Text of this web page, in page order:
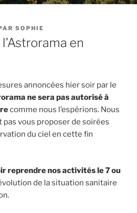
SOPHIE
en
annoncées hier soir par le
ne sera pas autorisé à
comme nous l’espérions. Nous
pas vous proposer de soirées
du ciel en cette fin
reprendre nos activités le 7 ou
de la situation sanitaire